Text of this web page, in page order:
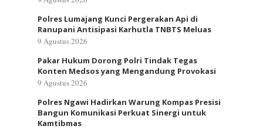
Polres Lumajang Kunci Pergerakan Api di
Ranupani Antisipasi Karhutla TNBTS Meluas
9 Agustus 2026
Pakar Hukum Dorong Polri Tindak Tegas
Konten Medsos yang Mengandung Provokasi
9 Agustus 2026
Polres Ngawi Hadirkan Warung Kompas Presisi
Bangun Komunikasi Perkuat Sinergi untuk
Kamtibmas